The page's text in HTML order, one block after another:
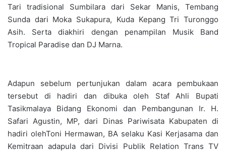
Tari tradisional Sumbilara dari Sekar Manis, Tembang
Sunda dari Moka Sukapura, Kuda Kepang Tri Turonggo
Asih. Serta diakhiri dengan penampilan Musik Band
Tropical Paradise dan DJ Marna.
Adapun sebelum pertunjukan dalam acara pembukaan
tersebut di hadiri dan dibuka oleh Staf Ahli Bupati
Tasikmalaya Bidang Ekonomi dan Pembangunan Ir. H.
Safari Agustin, MP, dari Dinas Pariwisata Kabupaten di
hadiri olehToni Hermawan, BA selaku Kasi Kerjasama dan
Kemitraan adapula dari Divisi Publik Relation Trans TV